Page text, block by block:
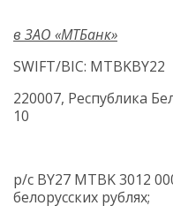
в ЗАО «МТБанк»
SWIFT/BIC: MTBKBY22
220007, Республика
10
р/c BY27 MTBK 3012
белорусских рублях;